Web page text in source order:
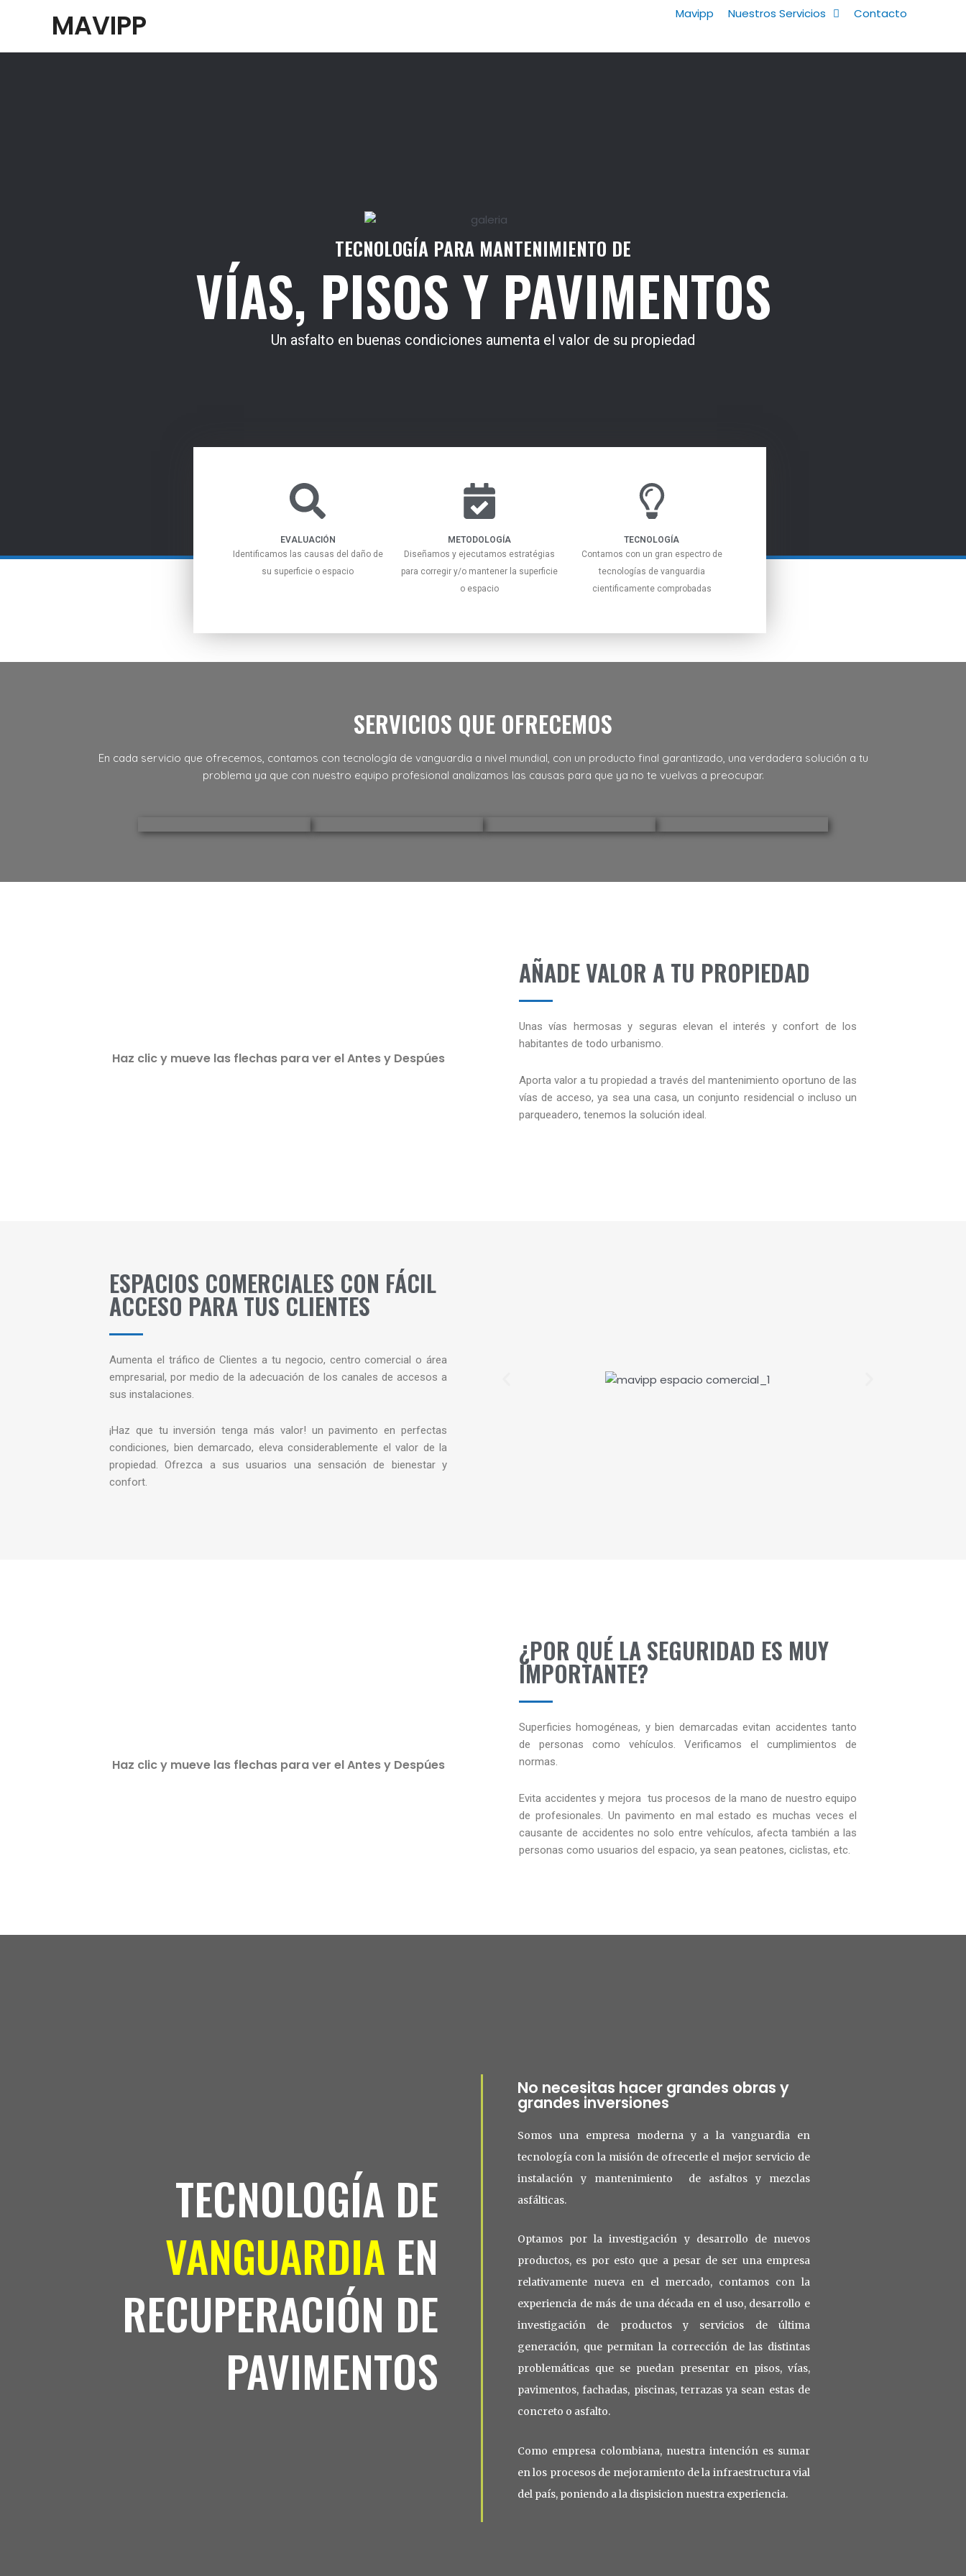
MAVIPP Mavipp Nuestros Servicios Contacto
TECNOLOGÍA PARA MANTENIMIENTO DE
VÍAS, PISOS Y PAVIMENTOS
Un asfalto en buenas condiciones aumenta el valor de su propiedad
EVALUACIÓN
Identificamos las causas del daño de
su superficie o espacio
METODOLOGÍA
Diseñamos y ejecutamos estratégias
para corregir y/o mantener la superficie
o espacio
TECNOLOGÍA
Contamos con un gran espectro de
tecnologías de vanguardia
cientificamente comprobadas
SERVICIOS QUE OFRECEMOS
En cada servicio que ofrecemos, contamos con tecnología de vanguardia a nivel mundial, con un producto final garantizado, una verdadera solución a tu
problema ya que con nuestro equipo profesional analizamos las causas para que ya no te vuelvas a preocupar.
Haz clic y mueve las flechas para ver el Antes y Despúes
AÑADE VALOR A TU PROPIEDAD
Unas vías hermosas y seguras elevan el interés y confort de los
habitantes de todo urbanismo.
Aporta valor a tu propiedad a través del mantenimiento oportuno de las
vías de acceso, ya sea una casa, un conjunto residencial o incluso un
parqueadero, tenemos la solución ideal.
ESPACIOS COMERCIALES CON FÁCIL
ACCESO PARA TUS CLIENTES
Aumenta el tráfico de Clientes a tu negocio, centro comercial o área
empresarial, por medio de la adecuación de los canales de accesos a
sus instalaciones.
¡Haz que tu inversión tenga más valor! un pavimento en perfectas
condiciones, bien demarcado, eleva considerablemente el valor de la
propiedad. Ofrezca a sus usuarios una sensación de bienestar y
confort.
Haz clic y mueve las flechas para ver el Antes y Despúes
¿POR QUÉ LA SEGURIDAD ES MUY
IMPORTANTE?
Superficies homogéneas, y bien demarcadas evitan accidentes tanto
de personas como vehículos. Verificamos el cumplimientos de
normas.
Evita accidentes y mejora tus procesos de la mano de nuestro equipo
de profesionales. Un pavimento en mal estado es muchas veces el
causante de accidentes no solo entre vehículos, afecta también a las
personas como usuarios del espacio, ya sean peatones, ciclistas, etc.
TECNOLOGÍA DE
VANGUARDIA EN
RECUPERACIÓN DE
PAVIMENTOS
No necesitas hacer grandes obras y
grandes inversiones
Somos una empresa moderna y a la vanguardia en
tecnología con la misión de ofrecerle el mejor servicio de
instalación y mantenimiento de asfaltos y mezclas
asfálticas.
Optamos por la investigación y desarrollo de nuevos
productos, es por esto que a pesar de ser una empresa
relativamente nueva en el mercado, contamos con la
experiencia de más de una década en el uso, desarrollo e
investigación de productos y servicios de última
generación, que permitan la corrección de las distintas
problemáticas que se puedan presentar en pisos, vías,
pavimentos, fachadas, piscinas, terrazas ya sean estas de
concreto o asfalto.
Como empresa colombiana, nuestra intención es sumar
en los procesos de mejoramiento de la infraestructura vial
del país, poniendo a la dispisicion nuestra experiencia.